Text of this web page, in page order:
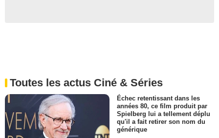
Toutes les actus Ciné & Séries
Échec retentissant dans les
années 80, ce film produit par
Spielberg lui a tellement déplu
qu'il a fait retirer son nom du
générique